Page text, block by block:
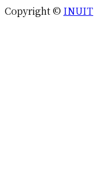
Copyright © INUIT